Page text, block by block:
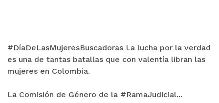
#DíaDeLasMujeresBuscadoras La lucha por la verdad
es una de tantas batallas que con valentía libran las
mujeres en Colombia.
La Comisión de Género de la #RamaJudicial...